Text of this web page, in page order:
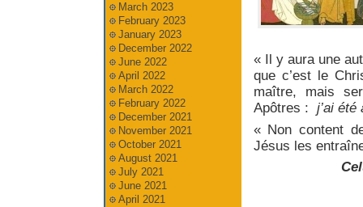
« Il y aura une
que c’est le
maître, mais
Apôtres : j’ai
« Non content
Jésus les
March 2023
February 2023
January 2023
December 2022
June 2022
April 2022
March 2022
February 2022
December 2021
November 2021
October 2021
August 2021
July 2021
June 2021
April 2021